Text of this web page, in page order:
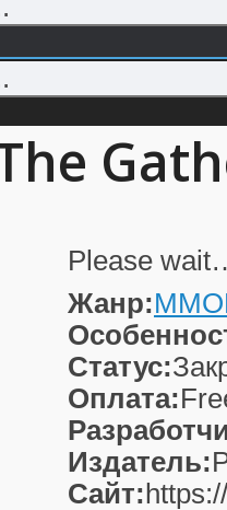
Please
Жанр:
Статус:
Оплата:
Издатель:
Сайт: